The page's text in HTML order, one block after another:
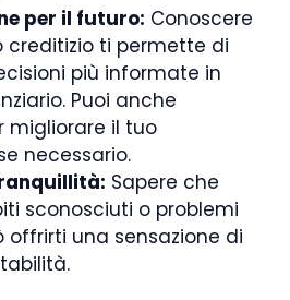
per il futuro: Conoscere
creditizio ti permette di
più informate in
Puoi anche
migliorare il tuo
necessario.
Sapere che
sconosciuti o problemi
offrirti una sensazione di